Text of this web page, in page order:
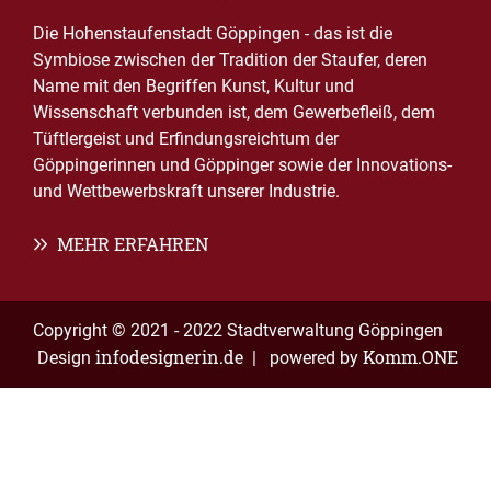
Die Hohenstaufenstadt Göppingen - das ist die
Symbiose zwischen der Tradition der Staufer, deren
Name mit den Begriffen Kunst, Kultur und
Wissenschaft verbunden ist, dem Gewerbefleiß, dem
Tüftlergeist und Erfindungsreichtum der
Göppingerinnen und Göppinger sowie der Innovations-
und Wettbewerbskraft unserer Industrie.
MEHR ERFAHREN
Copyright © 2021 - 2022 Stadtverwaltung Göppingen
Design infodesignerin.de | powered by Komm.ONE